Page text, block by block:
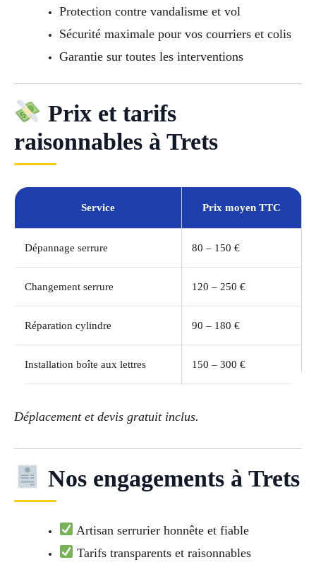
Protection contre vandalisme et vol
Sécurité maximale pour vos courriers et colis
Garantie sur toutes les interventions
Prix et tarifs
raisonnables à Trets
Service Prix moyen TTC
Dépannage serrure 80 – 150 €
Changement serrure 120 – 250 €
Réparation cylindre 90 – 180 €
Installation boîte aux lettres 150 – 300 €
Déplacement et devis gratuit inclus.
Nos engagements à Trets
Artisan serrurier honnête et fiable
Tarifs transparents et raisonnables